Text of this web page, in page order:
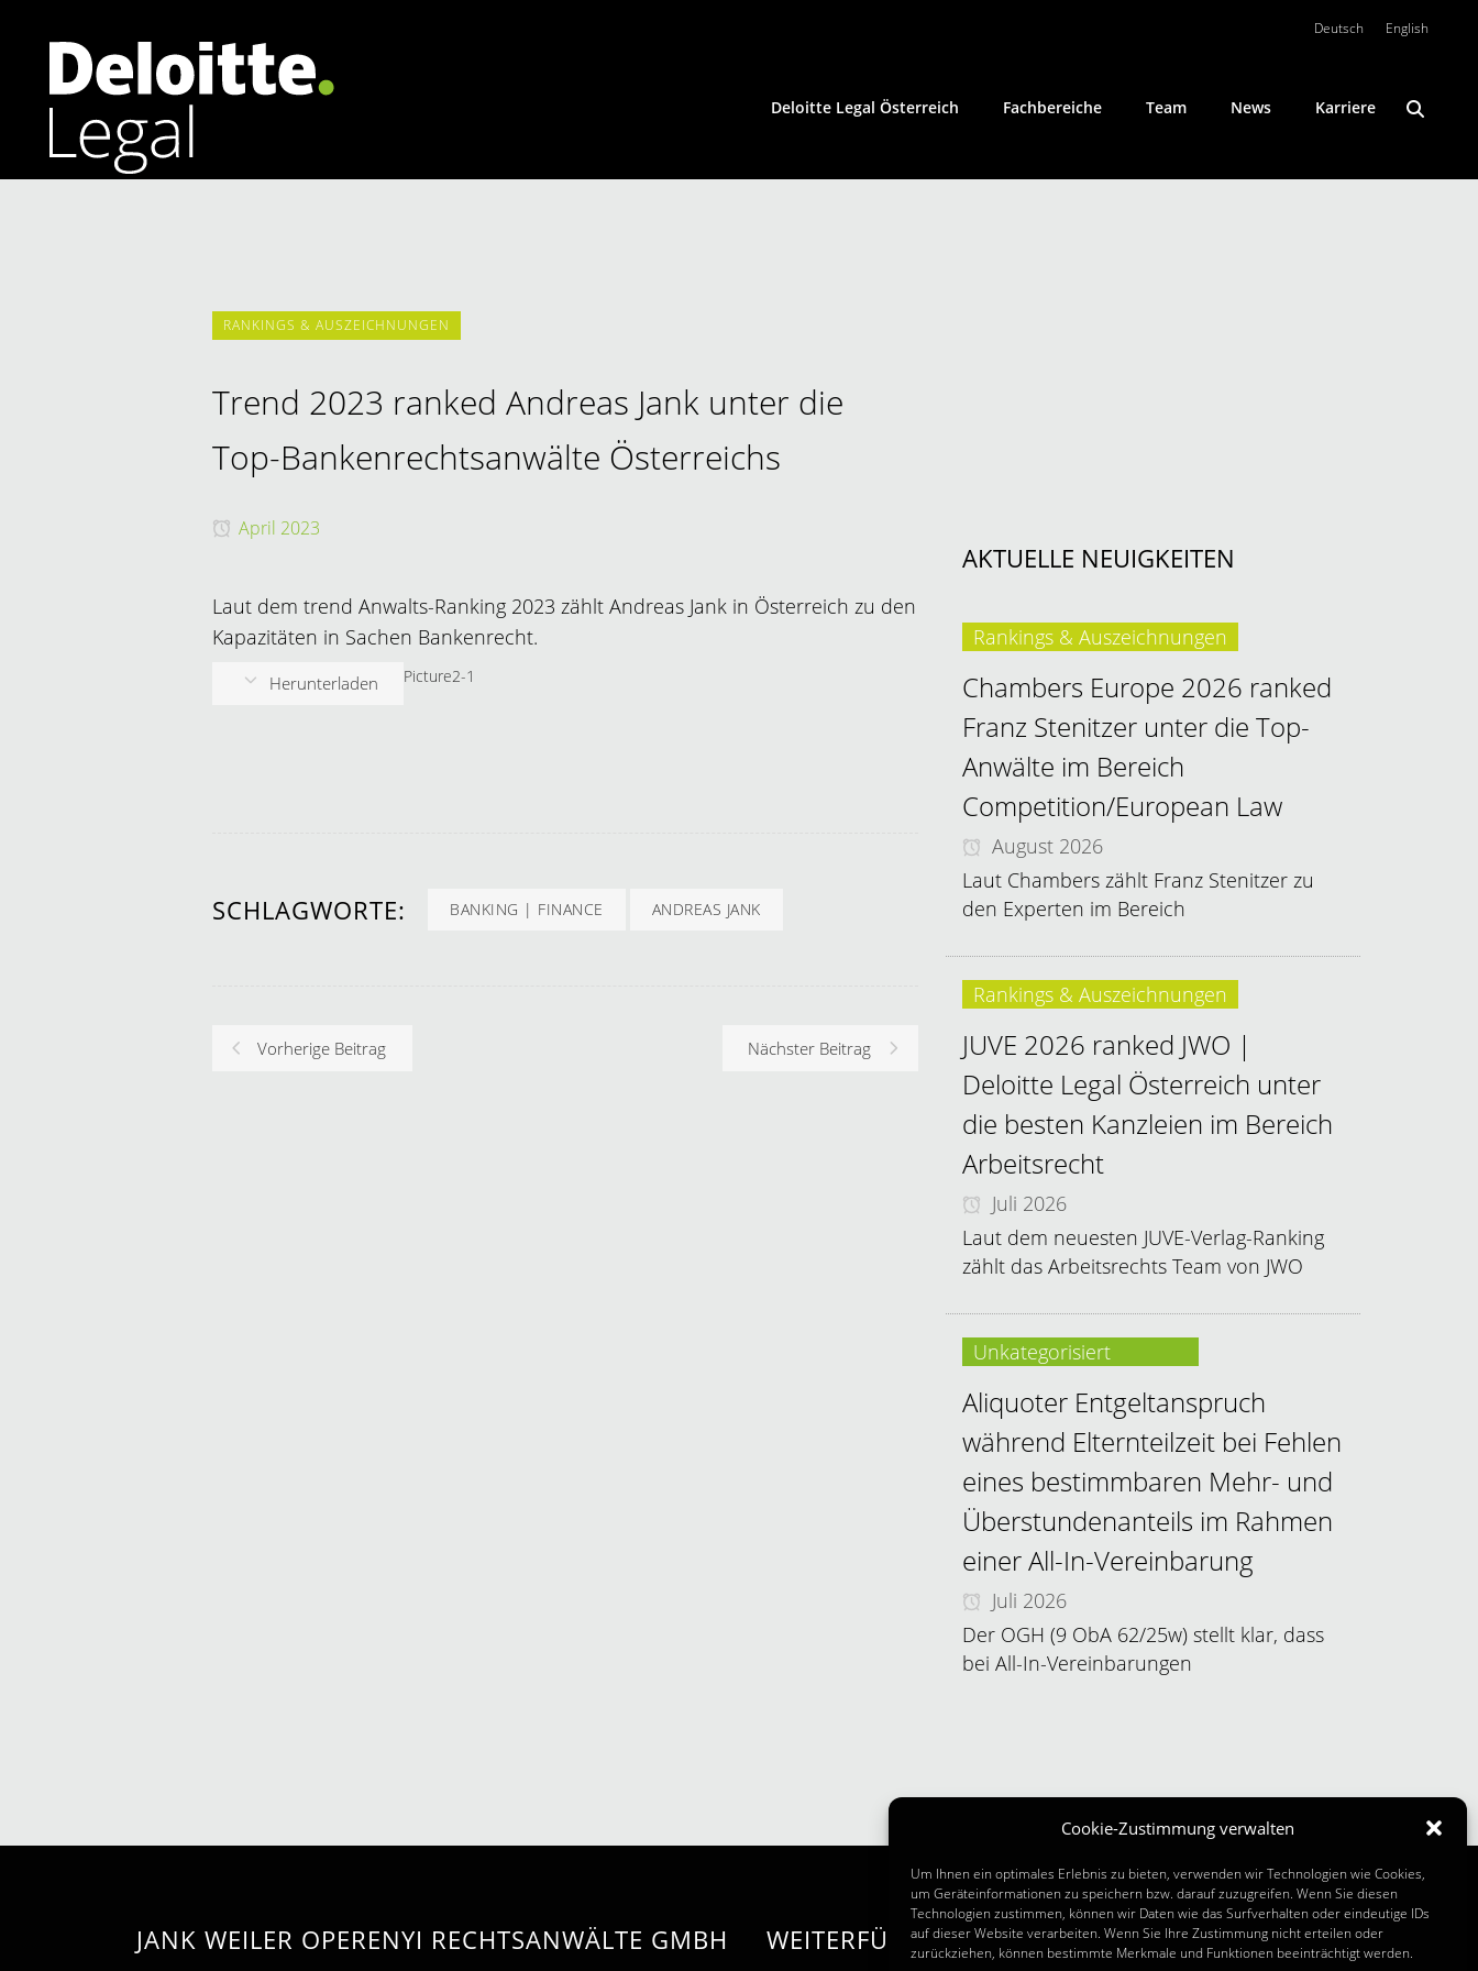
Cookie-Zustimmung verwalten
Um Ihnen ein optimales Erlebnis zu bieten, verwenden wir Technologien wie Cookies,
um Geräteinformationen zu speichern bzw. darauf zuzugreifen. Wenn Sie diesen
Technologien zustimmen, können wir Daten wie das Surfverhalten oder eindeutige IDs
auf dieser Website verarbeiten. Wenn Sie Ihre Zustimmung nicht erteilen oder
zurückziehen, können bestimmte Merkmale und Funktionen beeinträchtigt werden.
Deutsch English
Deloitte Legal Österreich Fachbereiche
Datenschutzrecht | Cybersecurity
Team News Karriere
RANKINGS & AUSZEICHNUNGEN
Trend 2023 ranked Andreas Jank unter die
Top-Bankenrechtsanwälte Österreichs
April 2023
Laut dem trend Anwalts-Ranking 2023 zählt Andreas Jank in Österreich zu den
Kapazitäten in Sachen Bankenrecht.
Picture2-1
Herunterladen
SCHLAGWORTE: BANKING | FINANCE ANDREAS JANK
Vorherige Beitrag Nächster Beitrag
AKTUELLE NEUIGKEITEN
Rankings & Auszeichnungen
Chambers Europe 2026 ranked
Franz Stenitzer unter die Top-
Anwälte im Bereich
Competition/European Law
August 2026
Laut Chambers zählt Franz Stenitzer zu
den Experten im Bereich
Rankings & Auszeichnungen
JUVE 2026 ranked JWO |
Deloitte Legal Österreich unter
die besten Kanzleien im Bereich
Arbeitsrecht
Juli 2026
Laut dem neuesten JUVE-Verlag-Ranking
zählt das Arbeitsrechts Team von JWO
Unkategorisiert
Aliquoter Entgeltanspruch
während Elternteilzeit bei Fehlen
eines bestimmbaren Mehr- und
Überstundenanteils im Rahmen
einer All-In-Vereinbarung
Juli 2026
Der OGH (9 ObA 62/25w) stellt klar, dass
bei All-In-Vereinbarungen
JANK WEILER OPERENYI RECHTSANWÄLTE GMBH WEITERFÜHRENDE INFOS